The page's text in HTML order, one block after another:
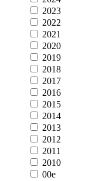
2023
2022
2021
2020
2019
2018
2017
2016
2015
2014
2013
2012
2011
2010
00e